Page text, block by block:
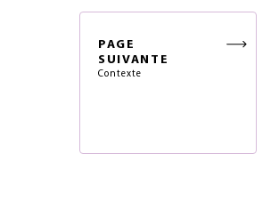
PAGE
SUIVANTE
Contexte